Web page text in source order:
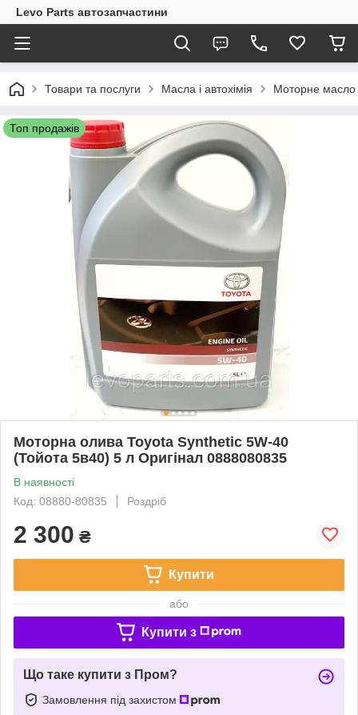
Levo Parts автозапчастини
Товари та послуги Масла і автохімія Моторне масло
Топ продажів
Моторна олива Toyota Synthetic 5W-40
(Тойота 5в40) 5 л Оригінал 0888080835
В наявності
Код: 08880-80835
Роздріб
2 300 ₴
Купити
або
Купити з
Що таке купити з Пром?
Замовлення під захистом